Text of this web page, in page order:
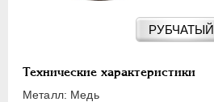
РУБЧАТЫЙ
Технические характеристики
Металл: Медь
10 РУБЛЕЙ
ЧЕРВОНЕЦ